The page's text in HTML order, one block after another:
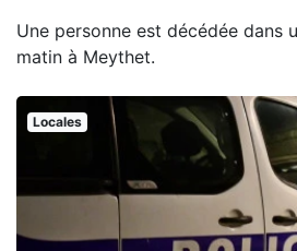
Une personne est décédée dans
matin à Meythet.
Locales